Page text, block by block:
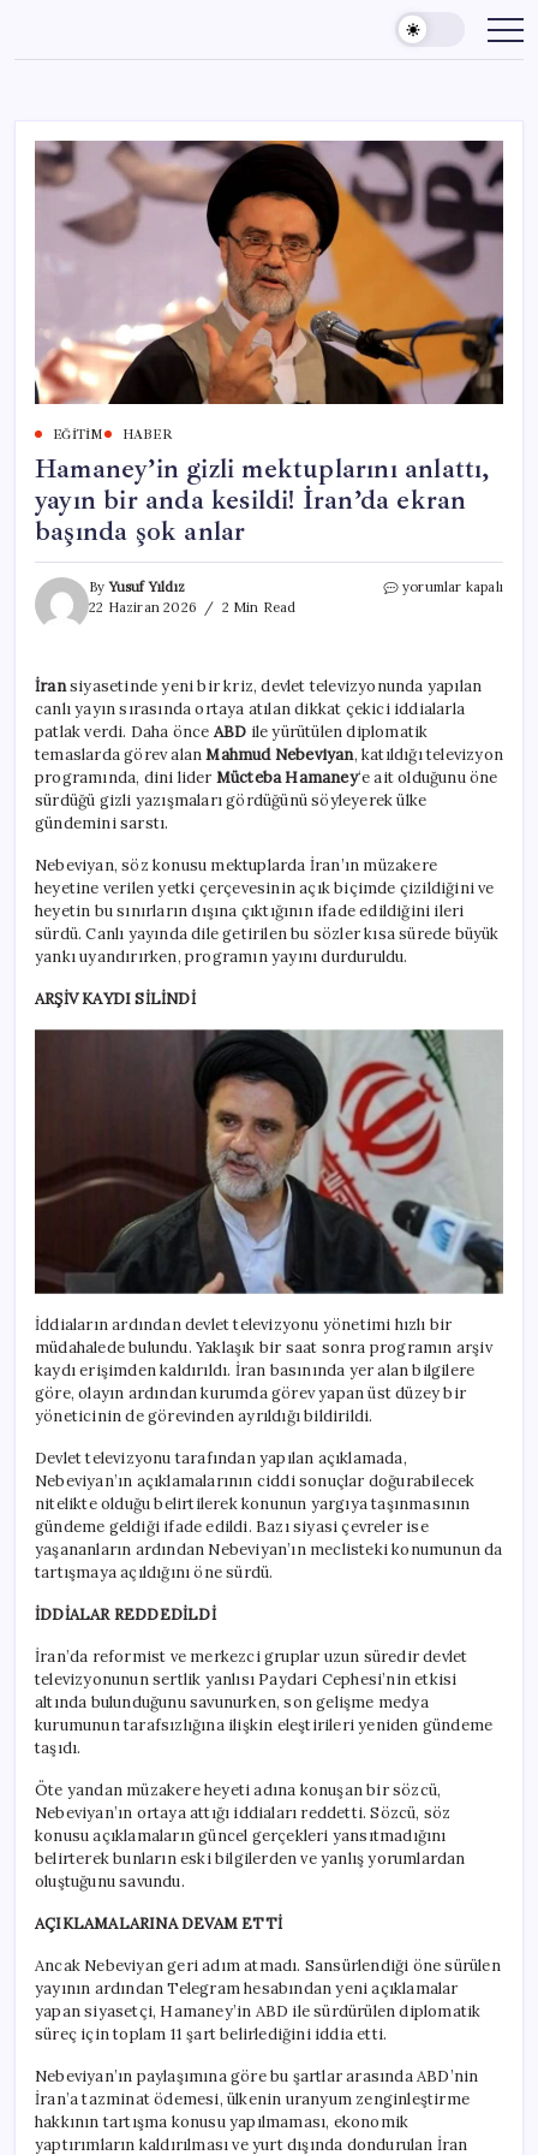
content
EĞITIM HABER
Hamaney’in gizli mektuplarını anlattı,
yayın bir anda kesildi! İran’da ekran
başında şok anlar
ByYusuf Yıldız
22 Haziran 2026
2 Min Read
Hamaney’in
bir
anda
kesildi!
İran’da
ekran
başında
şok
yorumlar kapalı
İransiyasetinde yeni bir kriz, devlet televizyonunda yapılan
canlı yayın sırasında ortaya atılan dikkat çekici iddialarla
patlak verdi. Daha önce ABD ile yürütülen diplomatik
temaslarda görev alanMahmud Nebeviyan, katıldığı televizyon
programında, dini lider Mücteba Hamaney‘e ait olduğunu öne
sürdüğü gizli yazışmaları gördüğünü söyleyerek ülke
gündemini sarstı.
Nebeviyan, söz konusu mektuplarda İran’ın müzakere
heyetine verilen yetki çerçevesinin açık biçimde çizildiğini ve
heyetin bu sınırların dışına çıktığının ifade edildiğini ileri
sürdü. Canlı yayında dile getirilen bu sözler kısa sürede büyük
yankı uyandırırken, programın yayını durduruldu.
ARŞİV KAYDI SİLİNDİ
İddiaların ardından devlet televizyonu yönetimi hızlı bir
müdahalede bulundu. Yaklaşık bir saat sonra programın arşiv
kaydı erişimden kaldırıldı. İran basınında yer alan bilgilere
göre, olayın ardından kurumda görev yapan üst düzey bir
yöneticinin de görevinden ayrıldığı bildirildi.
Devlet televizyonu tarafından yapılan açıklamada,
Nebeviyan’ın açıklamalarının ciddi sonuçlar doğurabilecek
nitelikte olduğu belirtilerek konunun yargıya taşınmasının
gündeme geldiği ifade edildi. Bazı siyasi çevreler ise
yaşananların ardından Nebeviyan’ın meclisteki konumunun da
tartışmaya açıldığını öne sürdü.
İDDİALAR REDDEDİLDİ
İran’da reformist ve merkezci gruplar uzun süredir devlet
televizyonunun sertlik yanlısı Paydari Cephesi’nin etkisi
altında bulunduğunu savunurken, son gelişme medya
kurumunun tarafsızlığına ilişkin eleştirileri yeniden gündeme
taşıdı.
Öte yandan müzakere heyeti adına konuşan bir sözcü,
Nebeviyan’ın ortaya attığı iddiaları reddetti. Sözcü, söz
konusu açıklamaların güncel gerçekleri yansıtmadığını
belirterek bunların eski bilgilerden ve yanlış yorumlardan
oluştuğunu savundu.
AÇIKLAMALARINA DEVAM ETTİ
Ancak Nebeviyan geri adım atmadı. Sansürlendiği öne sürülen
yayının ardından Telegram hesabından yeni açıklamalar
yapan siyasetçi, Hamaney’in ABD ile sürdürülen diplomatik
süreç için toplam 11 şart belirlediğini iddia etti.
Nebeviyan’ın paylaşımına göre bu şartlar arasında ABD’nin
İran’a tazminat ödemesi, ülkenin uranyum zenginleştirme
hakkının tartışma konusu yapılmaması, ekonomik
yaptırımların kaldırılması ve yurt dışında dondurulan İran